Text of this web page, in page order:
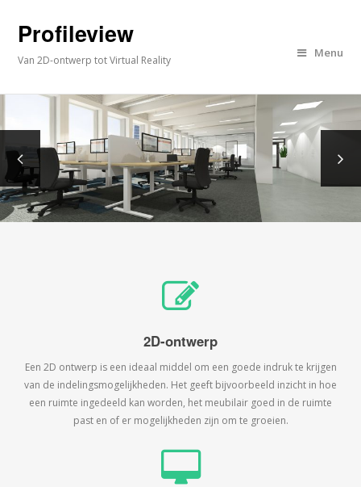
Profileview
Van 2D-ontwerp tot Virtual Reality
Menu
2D-ontwerp
Een 2D ontwerp is een ideaal middel om een goede indruk te krijgen
van de indelingsmogelijkheden. Het geeft bijvoorbeeld inzicht in hoe
een ruimte ingedeeld kan worden, het meubilair goed in de ruimte
past en of er mogelijkheden zijn om te groeien.